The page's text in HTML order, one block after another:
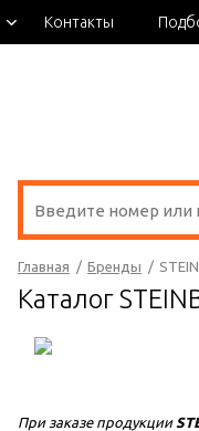
Контакты
Главная / Бренды /
Каталог
При заказе продукции